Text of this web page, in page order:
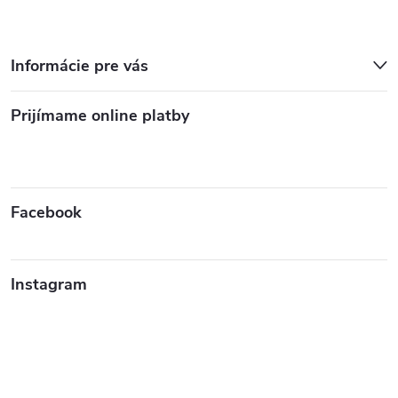
Informácie pre vás
Prijímame online platby
Facebook
Instagram